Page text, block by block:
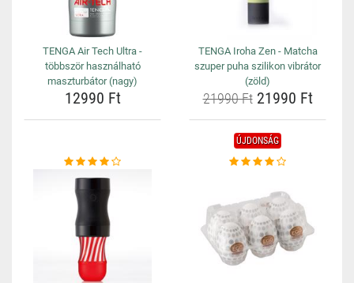
TENGA Air Tech Ultra -
többször használható
maszturbátor (nagy)
12990 Ft
TENGA Iroha Zen - Matcha
szuper puha szilikon vibrátor
(zöld)
21990 Ft21990 Ft
ÚJDONSÁG